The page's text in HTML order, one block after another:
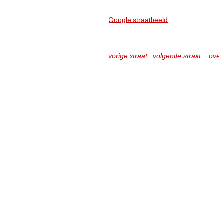
Google straatbeeld
vorige straat volgende straat